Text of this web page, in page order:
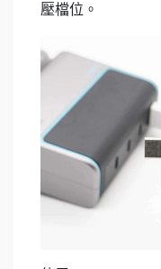
壓檔位。